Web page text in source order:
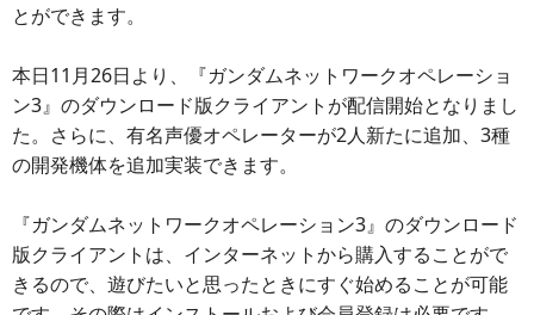
とができます。
本日11月26日より、『ガンダムネットワークオペレーショ
ン3』のダウンロード版クライアントが配信開始となりまし
た。さらに、有名声優オペレーターが2人新たに追加、3種
の開発機体を追加実装できます。
『ガンダムネットワークオペレーション3』のダウンロード
版クライアントは、インターネットから購入することがで
きるので、遊びたいと思ったときにすぐ始めることが可能